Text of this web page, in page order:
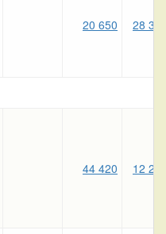
20 650 28
44 420 12